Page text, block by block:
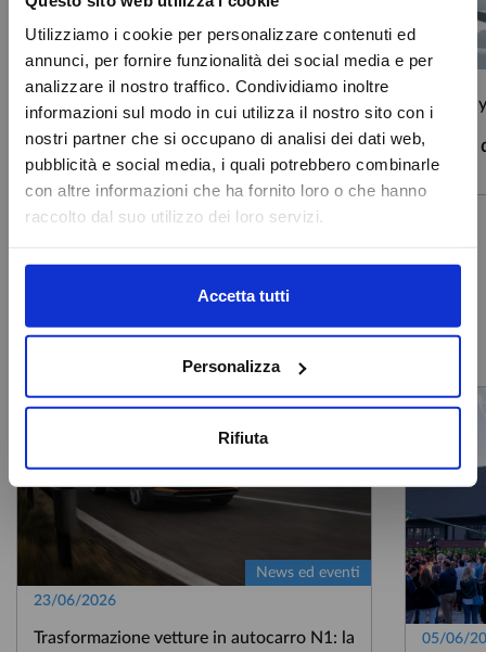
Utilizziamo i cookie per personalizzare contenuti ed
annunci, per fornire funzionalità dei social media e per
analizzare il nostro traffico. Condividiamo inoltre
informazioni sul modo in cui utilizza il nostro sito con i
nostri partner che si occupano di analisi dei dati web,
pubblicità e social media, i quali potrebbero combinarle
con altre informazioni che ha fornito loro o che hanno
raccolto dal suo utilizzo dei loro servizi.
Accetta tutti
Personalizza
Rifiuta
Nuova Tiguan eHybrid con progetto
Valore Volkswagen
Scopri di più >
MG3
Scopri
Mondo Eschini Auto
News ed eventi
23/06/2026
Trasformazione vetture in autocarro N1: la
05/06/
Attenzione
Caricamento veicoli non riuscito